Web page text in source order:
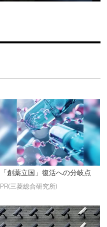
「創薬立国」復活への分岐点
PR(三菱総合研究所)